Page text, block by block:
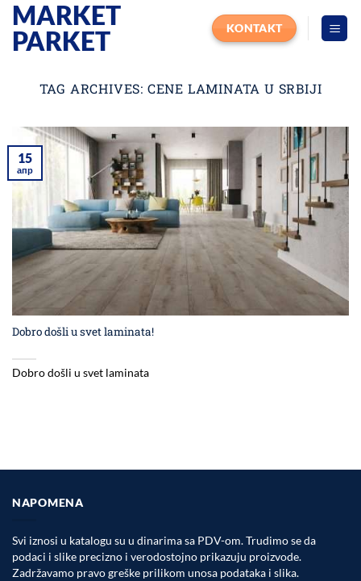
Прескочи
садржај
MARKET
PARKET
KONTAKT
TAG ARCHIVES: CENE LAMINATA U SRBIJI
Dobro došli u svet laminata!
Dobro došli u svet laminata
15
апр
NAPOMENA
Svi iznosi u katalogu su u dinarima sa PDV-om. Trudimo se da
podaci i slike precizno i verodostojno prikazuju proizvode.
Zadržavamo pravo greške prilikom unosa podataka i slika.